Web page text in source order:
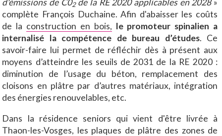
d'émissions de C02de la RE 2020 applicables en 2028»
complète François Duchaine. Afin d'abaisser les coûts
de la construction en bois, le promoteur spinalien a
internalisé la compétence de bureau d’études. Ce
savoir-faire lui permet de réfléchir dès à présent aux
moyens d’atteindre les seuils de 2031 de la RE 2020 :
diminution de l’usage du béton, remplacement des
cloisons en plâtre par d’autres matériaux, intégration
des énergies renouvelables, etc.
Dans la résidence seniors qui vient d'être livrée à
Thaon-les-Vosges, les plaques de plâtre des zones de